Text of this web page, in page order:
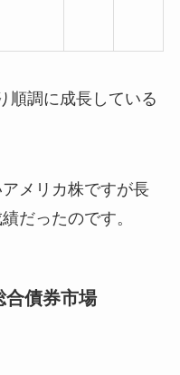
順調に成長している
メリカ株ですが長
だったのです。
合債券市場